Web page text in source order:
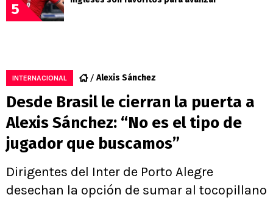
5
INTERNACIONAL Alexis Sánchez
Desde Brasil le cierran la puerta a
Alexis Sánchez: “No es el tipo de
jugador que buscamos”
Dirigentes del Inter de Porto Alegre
desechan la opción de sumar al tocopillano